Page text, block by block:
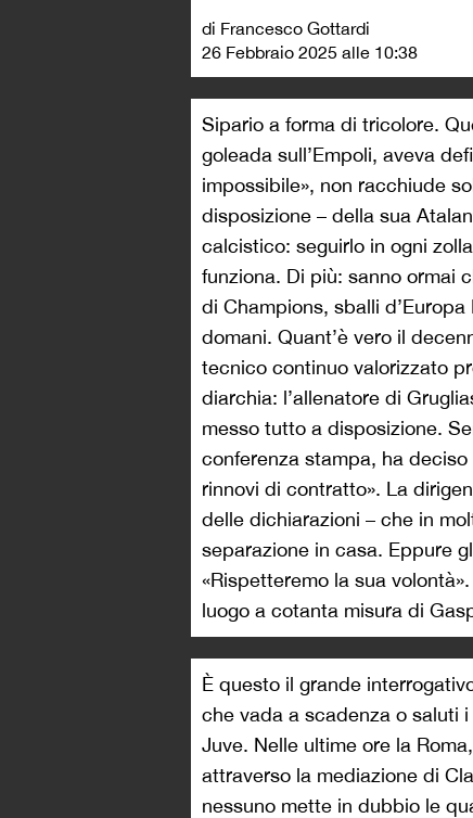
di Francesco Gottardi
26 Febbraio 2025 alle 10:38
Sipario a forma di tricolore.
goleada sull’Empoli, aveva
impossibile», non racchiude
disposizione – della sua
calcistico: seguirlo in ogni
funziona. Di più: sanno ormai
di Champions, sballi
domani. Quant’è vero il
tecnico continuo valorizzato
diarchia: l’allenatore di
messo tutto a disposizione.
conferenza stampa, ha
rinnovi di contratto». La
delle dichiarazioni – che in
separazione in casa. Eppure
«Rispetteremo la sua
luogo a cotanta misura di
È questo il grande
che vada a scadenza o saluti
Juve. Nelle ultime ore la
attraverso la mediazione di
nessuno mette in dubbio le